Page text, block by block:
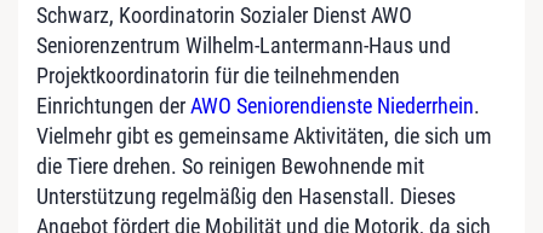
Schwarz, Koordinatorin Sozialer Dienst AWO
Seniorenzentrum Wilhelm-Lantermann-Haus und
Projektkoordinatorin für die teilnehmenden
Einrichtungen derAWO Seniorendienste Niederrhein.
Vielmehr gibt es gemeinsame Aktivitäten, die sich um
die Tiere drehen. So reinigen Bewohnende mit
Unterstützung regelmäßig den Hasenstall. Dieses
Angebot fördert die Mobilität und die Motorik, da sich